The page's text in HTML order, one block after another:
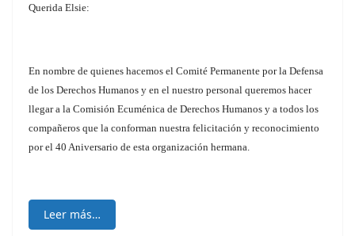
Querida Elsie:
En nombre de quienes hacemos el Comité Permanente por la Defensa
de los Derechos Humanos y en el nuestro personal queremos hacer
llegar a la Comisión Ecuménica de Derechos Humanos y a todos los
compañeros que la conforman nuestra felicitación y reconocimiento
por el 40 Aniversario de esta organización hermana.
Leer más…